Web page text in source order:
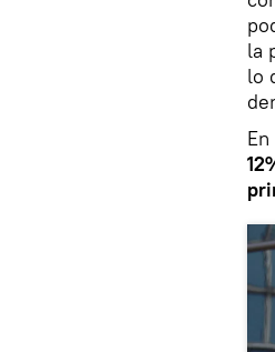
la
lo